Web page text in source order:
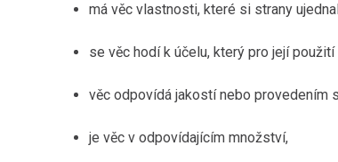
má věc vlastnosti, které si strany
se věc hodí k účelu, který pro její
věc odpovídá jakostí nebo provedením
je věc v odpovídajícím množství,